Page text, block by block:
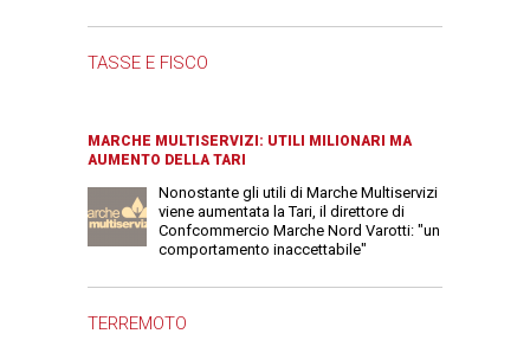
TASSE E FISCO
MARCHE MULTISERVIZI: UTILI MILIONARI MA
AUMENTO DELLA TARI
Nonostante gli utili di Marche Multiservizi
viene aumentata la Tari, il direttore di
Confcommercio Marche Nord Varotti: "un
comportamento inaccettabile"
TERREMOTO